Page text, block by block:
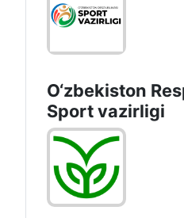
O‘zbekiston
Sport vazirligi